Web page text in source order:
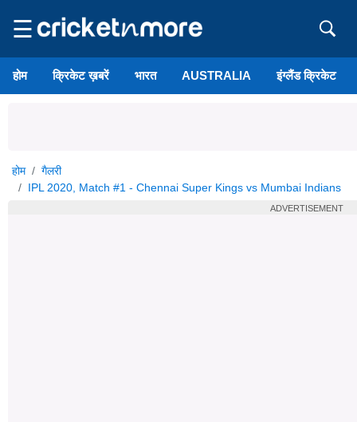
☰
होम क्रिकेट ख़बरें भारत AUSTRALIA इंग्लैंड क्रिकेट
होम
गैलरी
IPL 2020, Match #1 - Chennai Super Kings vs Mumbai Indians
ADVERTISEMENT